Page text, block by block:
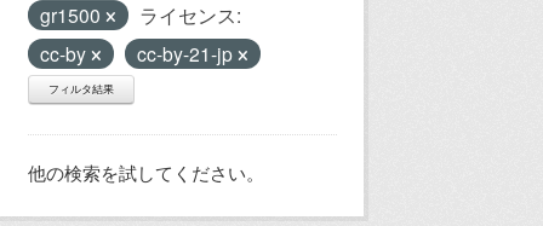
gr1500
ライセンス:
cc-by
cc-by-21-jp
フィルタ結果
他の検索を試してください。